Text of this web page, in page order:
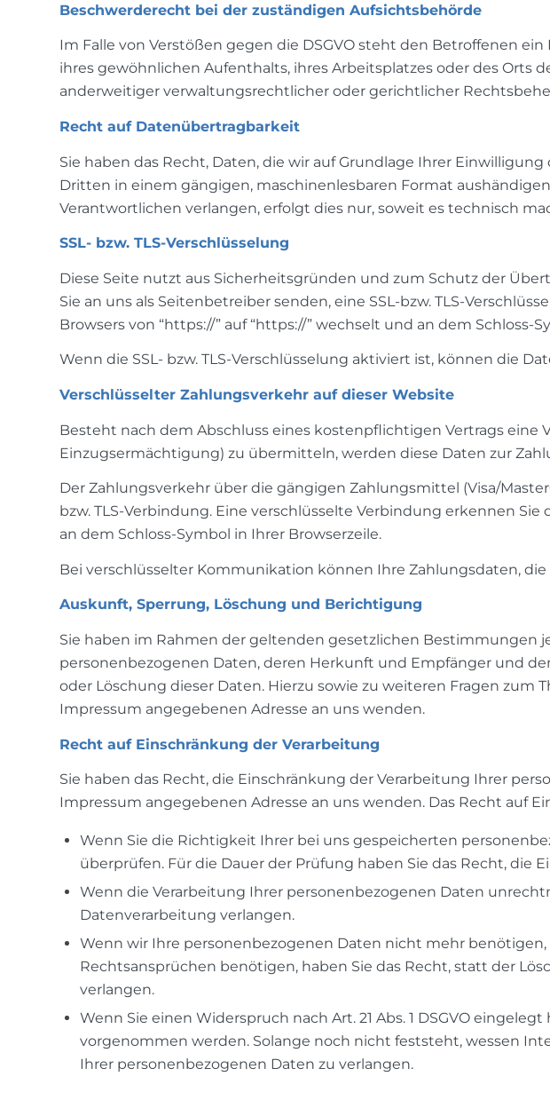
Beschwerderecht bei der zuständigen Aufsichtsbehörde
Im Falle von Verstößen gegen die DSGVO steht den Betroffenen
ihres gewöhnlichen Aufenthalts, ihres Arbeitsplatzes oder des Orts
anderweitiger verwaltungsrechtlicher oder gerichtlicher
Recht auf Datenübertragbarkeit
Sie haben das Recht, Daten, die wir auf Grundlage Ihrer
Dritten in einem gängigen, maschinenlesbaren Format
Verantwortlichen verlangen, erfolgt dies nur, soweit es technisch
SSL- bzw. TLS-Verschlüsselung
Diese Seite nutzt aus Sicherheitsgründen und zum Schutz der
Sie an uns als Seitenbetreiber senden, eine SSL-bzw. TLS-
Browsers von “https://” auf “https://” wechselt und an dem Schloss-
Wenn die SSL- bzw. TLS-Verschlüsselung aktiviert ist, können die
Verschlüsselter Zahlungsverkehr auf dieser Website
Besteht nach dem Abschluss eines kostenpflichtigen Vertrags
Einzugsermächtigung) zu übermitteln, werden diese Daten zur
Der Zahlungsverkehr über die gängigen Zahlungsmittel (Visa/
bzw. TLS-Verbindung. Eine verschlüsselte Verbindung erkennen Sie
an dem Schloss-Symbol in Ihrer Browserzeile.
Bei verschlüsselter Kommunikation können Ihre Zahlungsdaten,
Auskunft, Sperrung, Löschung und Berichtigung
Sie haben im Rahmen der geltenden gesetzlichen
personenbezogenen Daten, deren Herkunft und Empfänger und
oder Löschung dieser Daten. Hierzu sowie zu weiteren Fragen
Impressum angegebenen Adresse an uns wenden.
Recht auf Einschränkung der Verarbeitung
Sie haben das Recht, die Einschränkung der Verarbeitung Ihrer
Impressum angegebenen Adresse an uns wenden. Das Recht auf
Wenn Sie die Richtigkeit Ihrer bei uns gespeicherten
überprüfen. Für die Dauer der Prüfung haben Sie das Recht, die
Wenn die Verarbeitung Ihrer personenbezogenen Daten
Datenverarbeitung verlangen.
Wenn wir Ihre personenbezogenen Daten nicht mehr
Rechtsansprüchen benötigen, haben Sie das Recht, statt der
verlangen.
Wenn Sie einen Widerspruch nach Art. 21 Abs. 1 DSGVO
vorgenommen werden. Solange noch nicht feststeht, wessen
Ihrer personenbezogenen Daten zu verlangen.